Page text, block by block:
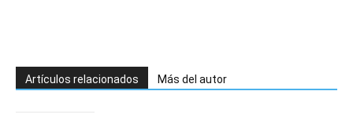
Artículos relacionados Más del autor